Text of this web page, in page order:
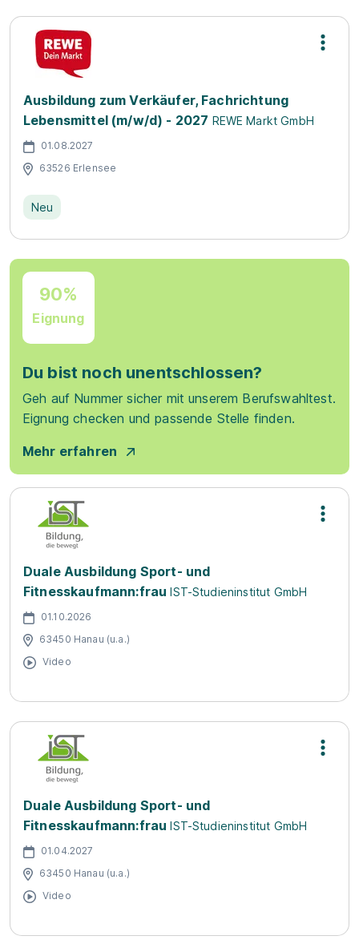
Ausbildung zum Verkäufer, Fachrichtung
Lebensmittel (m/w/d) - 2027 REWE Markt GmbH
01.08.2027
63526 Erlensee
Neu
90%
Eignung
Du bist noch unentschlossen?
Geh auf Nummer sicher mit unserem Berufswahltest.
Eignung checken und passende Stelle finden.
Mehr erfahren
Duale Ausbildung Sport- und
Fitnesskaufmann:frau IST-Studieninstitut GmbH
01.10.2026
63450 Hanau (u.a.)
Video
Duale Ausbildung Sport- und
Fitnesskaufmann:frau IST-Studieninstitut GmbH
01.04.2027
63450 Hanau (u.a.)
Video